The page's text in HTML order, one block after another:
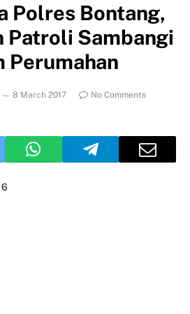
Polres Bontang,
Patroli Sambangi
Perumahan
8 March 2017
No Comments